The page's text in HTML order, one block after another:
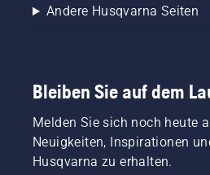
Andere Husqvarna Seiten
Bleiben Sie auf dem
Melden Sie sich noch heute
Neuigkeiten, Inspirationen
Husqvarna zu erhalten.